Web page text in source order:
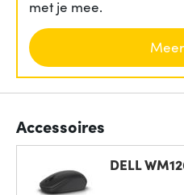
met je mee.
Accessoires
DELL